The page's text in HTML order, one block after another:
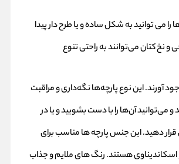
را می توانید به شکل ساده و یا طرح دار پیدا
و نخ کتان می‌توانند به راحتی تنوع
آورند. این نوع پارچه‌ها نگه‌داری و مراقبت
و می‌توانید آن‌ها را با دست بشویید و یا در
دهید. این جنس پارچه ها مناسب برای
هستند. رنگ های ملایم و جذاب